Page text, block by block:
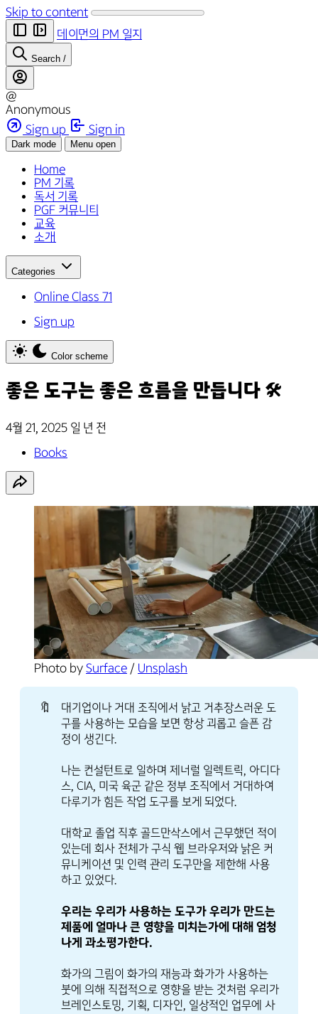
Skip to content
데이먼의 PM 일지
Search /
@
Anonymous
Sign up
Sign in
Dark mode Menu open
Home
PM 기록
독서 기록
PGF 커뮤니티
교육
소개
Categories
Online Class 71
Sign up
Color scheme
좋은 도구는 좋은 흐름을 만듭니다 🛠️
4월 21, 2025 일 년 전
Books
Photo by Surface / Unsplash
🔖
대기업이나 거대 조직에서 낡고 거추장스러운 도
구를 사용하는 모습을 보면 항상 괴롭고 슬픈 감
정이 생긴다.
나는 컨설턴트로 일하며 제너럴 일렉트릭, 아디다
스, CIA, 미국 육군 같은 정부 조직에서 거대하여
다루기가 힘든 작업 도구를 보게 되었다.
대학교 졸업 직후 골드만삭스에서 근무했던 적이
있는데 회사 전체가 구식 웹 브라우저와 낡은 커
뮤니케이션 및 인력 관리 도구만을 제한해 사용
하고 있었다.
우리는 우리가 사용하는 도구가 우리가 만드는
제품에 얼마나 큰 영향을 미치는가에 대해 엄청
나게 과소평가한다.
화가의 그림이 화가의 재능과 화가가 사용하는
붓에 의해 직접적으로 영향을 받는 것처럼 우리가
브레인스토밍, 기획, 디자인, 일상적인 업무에 사